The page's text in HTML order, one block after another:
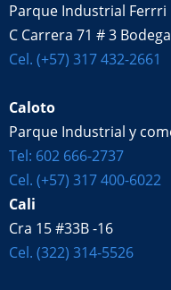
Parque Industrial Ferrri
C Carrera 71 # 3
Cel. (+57) 317 432-2661
Caloto
Parque Industrial y
Tel: 602 666-2737
Cel. (+57) 317 400-6022
Cali
Cra 15 #33B -16
Cel. (322) 314-5526